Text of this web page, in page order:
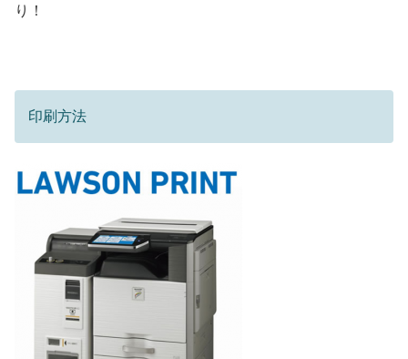
り！
印刷方法